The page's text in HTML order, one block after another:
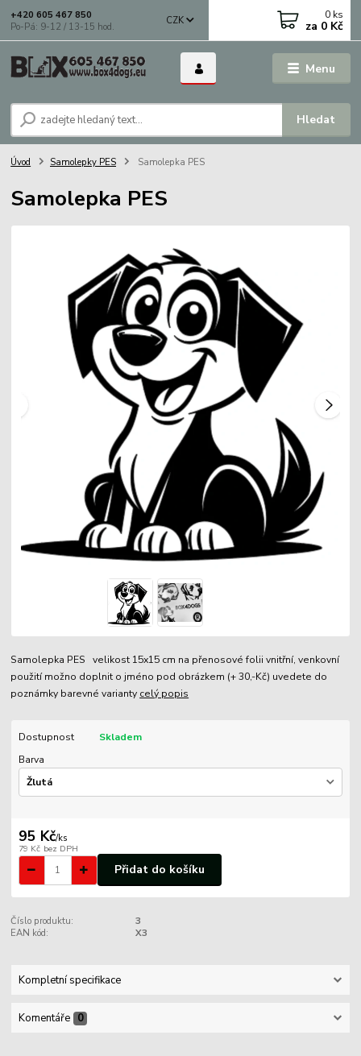
Menu
CZK
Hledat
+420 605 467 850
Po-Pá: 9-12 / 13-15 hod.
0 ks
za 0 Kč
Úvod Samolepky PES Samolepka PES
Samolepka PES
Samolepka PES velikost 15x15 cm na přenosové folii vnitřní, venkovní
použití možno doplnit o jméno pod obrázkem (+ 30,-Kč) uvedete do
poznámky barevné varianty celý popis
Dostupnost
Skladem
Barva
95 Kč/ks
79 Kč bez DPH
Přidat do košíku
Číslo produktu:
3
EAN kód:
X3
Kompletní specifikace
Komentáře 0